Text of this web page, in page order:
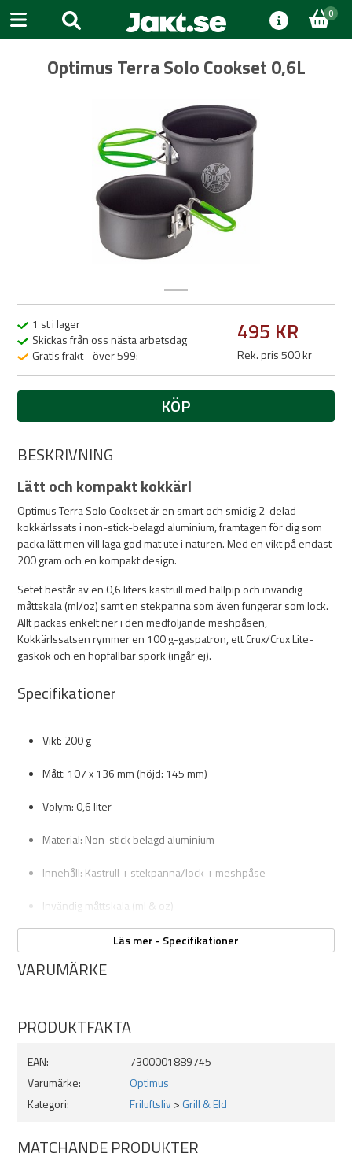
0
Optimus Terra Solo Cookset 0,6L
1 st i lager
Skickas från oss nästa arbetsdag
Gratis frakt - över 599:-
495 KR
Rek. pris 500 kr
KÖP
BESKRIVNING
Lätt och kompakt kokkärl
Optimus Terra Solo Cookset är en smart och smidig 2-delad
kokkärlssats i non-stick-belagd aluminium, framtagen för dig som
packa lätt men vill laga god mat ute i naturen. Med en vikt på endast
200 gram och en kompakt design.
Setet består av en 0,6 liters kastrull med hällpip och invändig
måttskala (ml/oz) samt en stekpanna som även fungerar som lock.
Allt packas enkelt ner i den medföljande meshpåsen,
Kokkärlssatsen rymmer en 100 g-gaspatron, ett Crux/Crux Lite-
gaskök och en hopfällbar spork (ingår ej).
Specifikationer
Vikt: 200 g
Mått: 107 x 136 mm (höjd: 145 mm)
Volym: 0,6 liter
Material: Non-stick belagd aluminium
Innehåll: Kastrull + stekpanna/lock + meshpåse
Invändig måttskala (ml & oz)
Rymmer 100 g gaspatron, Crux/Crux Lite-kök & hopfällbar
spork (ingår ej)
Läs mer - Specifikationer
VARUMÄRKE
PRODUKTFAKTA
EAN:
7300001889745
Varumärke:
Optimus
Kategori:
Friluftsliv> Grill & Eld
MATCHANDE PRODUKTER